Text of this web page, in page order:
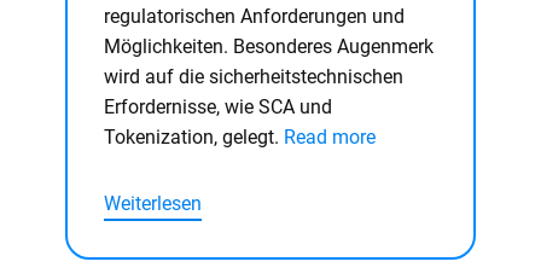
regulatorischen Anforderungen und
Möglichkeiten. Besonderes Augenmerk
wird auf die sicherheitstechnischen
Erfordernisse, wie SCA und
Tokenization, gelegt. Read more
Weiterlesen